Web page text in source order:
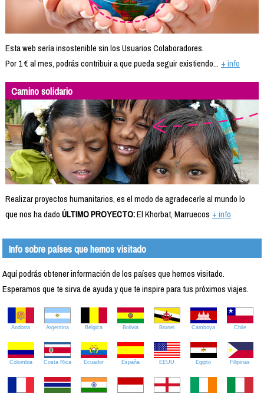
Esta web sería insostenible sin los Usuarios Colaboradores.
Por 1 € al mes, podrás contribuir a que pueda seguir existiendo... + info
Camino solidario
Realizar proyectos humanitarios, es el modo de agradecerle al mundo lo
que nos ha dado.ÚLTIMO PROYECTO:El Khorbat, Marruecos + info
Info sobre países que hemos visitado
Aquí podrás obtener información de los países que hemos visitado.
Esperamos que te sirva de ayuda y que te inspire para tus próximos viajes.
Andorra Argentina Bélgica Bolivia Brunei Camboya Chile
Colombia Costa Rica Ecuador España EEUU Egipto Filipinas